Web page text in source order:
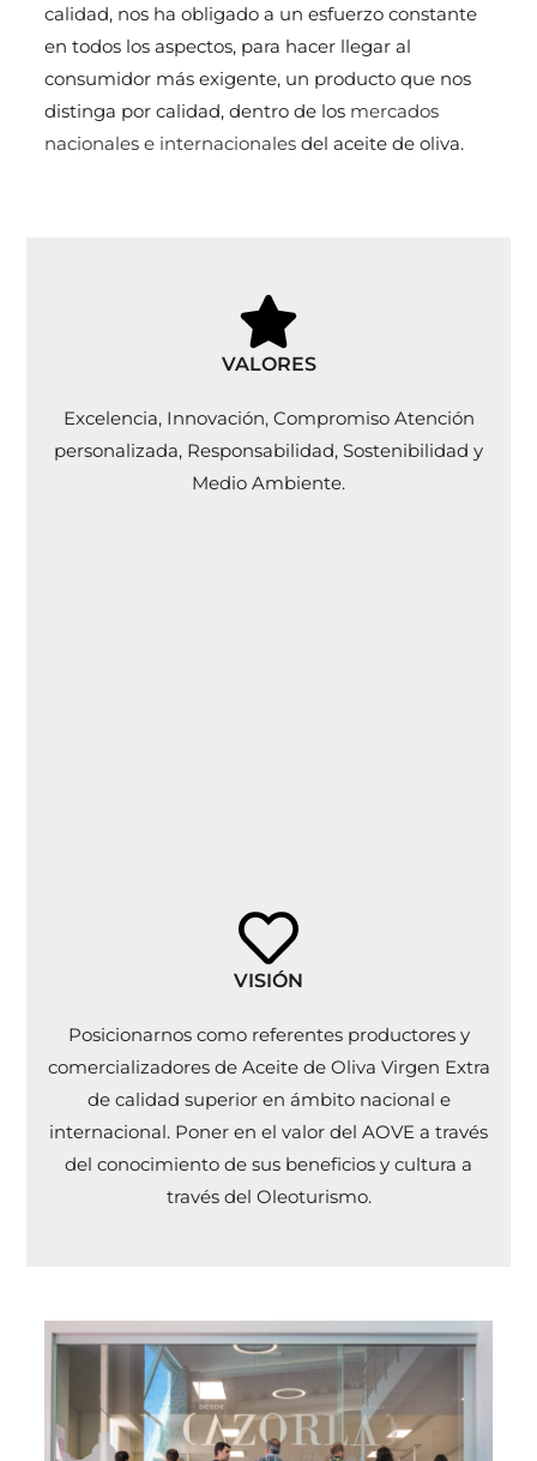
calidad, nos ha obligado a un esfuerzo constante
en todos los aspectos, para hacer llegar al
consumidor más exigente, un producto que nos
distinga por calidad, dentro de los mercados
nacionales e internacionalesdel aceite de oliva.
VALORES
Excelencia, Innovación, Compromiso Atención
personalizada, Responsabilidad, Sostenibilidad y
Medio Ambiente.
VISIÓN
Posicionarnos como referentes productores y
comercializadores de Aceite de Oliva Virgen Extra
de calidad superior en ámbito nacional e
internacional. Poner en el valor del AOVE a través
del conocimiento de sus beneficios y cultura a
través del Oleoturismo.